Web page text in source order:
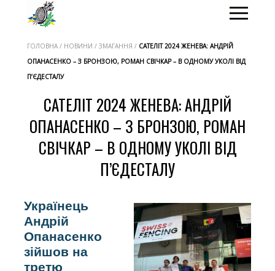
ГОЛОВНА / НОВИНИ / ЗМАГАННЯ / САТЕЛІТ 2024 ЖЕНЕВА: АНДРІЙ
ОПАНАСЕНКО – З БРОНЗОЮ, РОМАН СВІЧКАР – В ОДНОМУ УКОЛІ ВІД
П’ЄДЕСТАЛУ
САТЕЛІТ 2024 ЖЕНЕВА: АНДРІЙ
ОПАНАСЕНКО – З БРОНЗОЮ, РОМАН
СВІЧКАР – В ОДНОМУ УКОЛІ ВІД
П’ЄДЕСТАЛУ
Українець
Андрій
Опанасенко
зійшов на
третю